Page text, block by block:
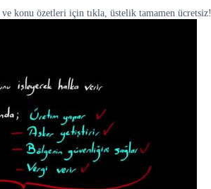
konu özetleri için tıkla, üstelik tamamen ücretsiz!